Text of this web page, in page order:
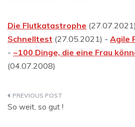
Die Flutkatastrophe
Schnelltest (27.05.2021) - Agile
- ~100 Dinge, die eine Frau
(04.07.2008)
Beitragsnavigation
So weit, so gut !